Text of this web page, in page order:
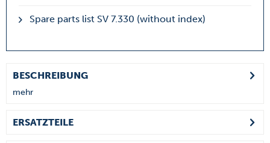
Spare parts list SV 7.330 (without index)
BESCHREIBUNG
mehr
ERSATZTEILE